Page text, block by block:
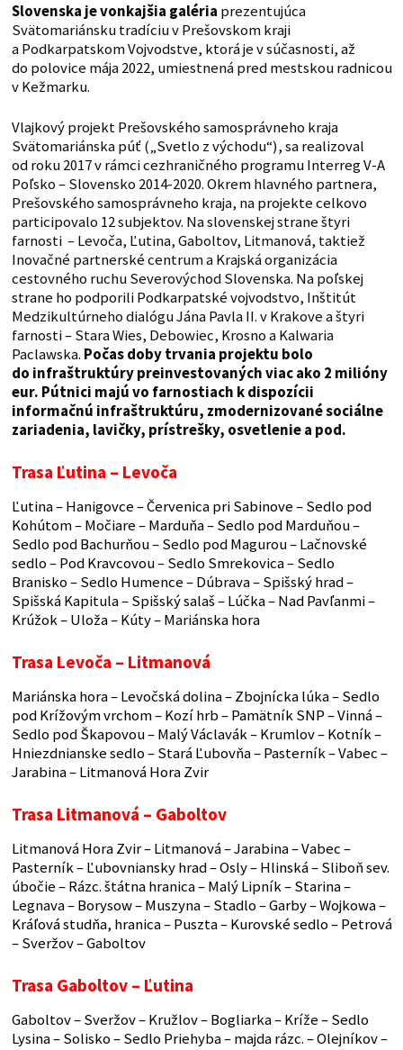
Slovenska je vonkajšia galéria prezentujúca
Svätomariánsku tradíciu v Prešovskom kraji
a Podkarpatskom Vojvodstve, ktorá je v súčasnosti, až
do polovice mája 2022, umiestnená pred mestskou radnicou
v Kežmarku.
Vlajkový projekt Prešovského samosprávneho kraja
Svätomariánska púť („Svetlo z východu“), sa realizoval
od roku 2017 v rámci cezhraničného programu Interreg V-A
Poľsko – Slovensko 2014-2020. Okrem hlavného partnera,
Prešovského samosprávneho kraja, na projekte celkovo
participovalo 12 subjektov. Na slovenskej strane štyri
farnosti – Levoča, Ľutina, Gaboltov, Litmanová, taktiež
Inovačné partnerské centrum a Krajská organizácia
cestovného ruchu Severovýchod Slovenska. Na poľskej
strane ho podporili Podkarpatské vojvodstvo, Inštitút
Medzikultúrneho dialógu Jána Pavla II. v Krakove a štyri
farnosti – Stara Wies, Debowiec, Krosno a Kalwaria
Paclawska. Počas doby trvania projektu bolo
do infraštruktúry preinvestovaných viac ako 2 milióny
eur. Pútnici majú vo farnostiach k dispozícii
informačnú infraštruktúru, zmodernizované sociálne
zariadenia, lavičky, prístrešky, osvetlenie a pod.
Trasa Ľutina – Levoča
Ľutina – Hanigovce – Červenica pri Sabinove – Sedlo pod
Kohútom – Močiare – Marduňa – Sedlo pod Marduňou –
Sedlo pod Bachurňou – Sedlo pod Magurou – Lačnovské
sedlo – Pod Kravcovou – Sedlo Smrekovica – Sedlo
Branisko – Sedlo Humence – Dúbrava – Spišský hrad –
Spišská Kapitula – Spišský salaš – Lúčka – Nad Pavľanmi –
Krúžok – Uloža – Kúty – Mariánska hora
Trasa Levoča – Litmanová
Mariánska hora – Levočská dolina – Zbojnícka lúka – Sedlo
pod Krížovým vrchom – Kozí hrb – Pamätník SNP – Vinná –
Sedlo pod Škapovou – Malý Václavák – Krumlov – Kotník –
Hniezdnianske sedlo – Stará Ľubovňa – Pasterník – Vabec –
Jarabina – Litmanová Hora Zvir
Trasa Litmanová – Gaboltov
Litmanová Hora Zvir – Litmanová – Jarabina – Vabec –
Pasterník – Ľubovniansky hrad – Osly – Hlinská – Sliboň sev.
úbočie – Rázc. štátna hranica – Malý Lipník – Starina –
Legnava – Borysow – Muszyna – Stadlo – Garby – Wojkowa –
Kráľová studňa, hranica – Puszta – Kurovské sedlo – Petrová
– Sveržov – Gaboltov
Trasa Gaboltov – Ľutina
Gaboltov – Sveržov – Kružlov – Bogliarka – Kríže – Sedlo
Lysina – Solisko – Sedlo Priehyba – majda rázc. – Olejníkov –